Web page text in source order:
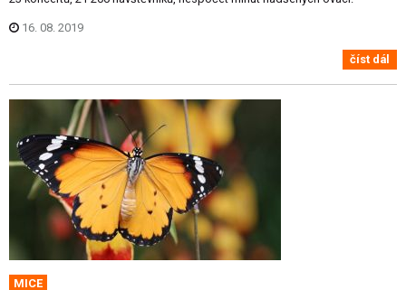
16. 08. 2019
číst dál
MICE